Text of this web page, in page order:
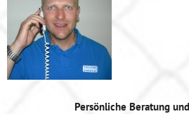
Persönliche Beratung